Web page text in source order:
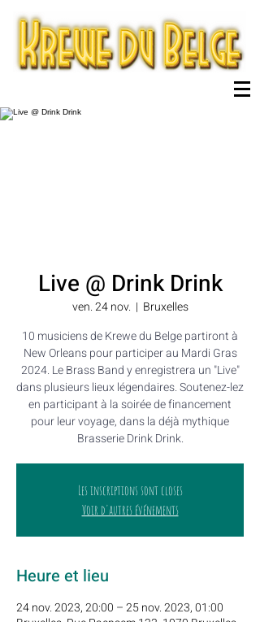
Live @ Drink Drink
ven. 24 nov.
  |
Bruxelles
10 musiciens de Krewe du Belge partiront à
New Orleans pour participer au Mardi Gras
2024. Le Brass Band y enregistrera un "Live"
dans plusieurs lieux légendaires. Soutenez-lez
en participant à la soirée de financement
pour leur voyage, dans la déjà mythique
Brasserie Drink Drink.
Les inscriptions sont closes
Voir d'autres événements
Heure et lieu
24 nov. 2023, 20:00 – 25 nov. 2023, 01:00